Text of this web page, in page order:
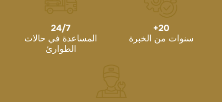
20
+
سنوات من الخبرة
24/7
المساعدة في حالات
الطوارئ